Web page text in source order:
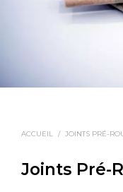
ACCUEIL / JOINTS PRÉ-
Joints Pré-